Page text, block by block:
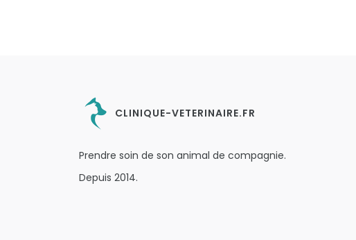
CLINIQUE-VETERINAIRE.FR
Prendre soin de son animal de compagnie.
Depuis 2014.